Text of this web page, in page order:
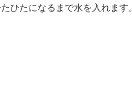
ひたになるまで水を入れます。